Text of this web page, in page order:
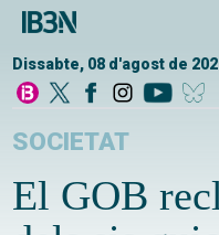
Dissabte, 08 d'agost de
SOCIETAT
El GOB